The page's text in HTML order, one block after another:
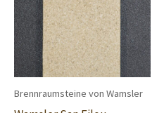
Brennraumsteine von Wamsler